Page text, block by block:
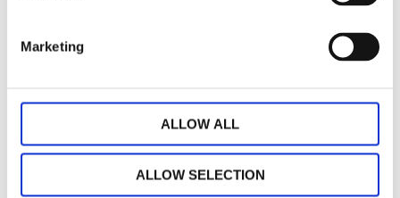
Marketing
ALLOW ALL
ALLOW SELECTION
butiken 1 juni 2025
Runda dukar